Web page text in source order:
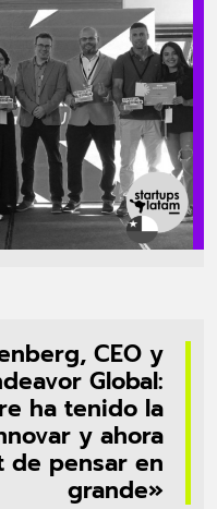
gerenta de
CEO y
Global:
ha tenido la
y ahora
de pensar en
grande»